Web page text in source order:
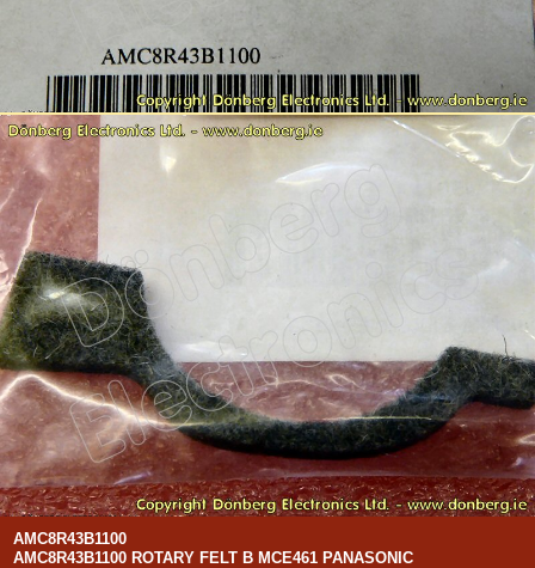
AMC8R43B1100
AMC8R43B1100 ROTARY FELT B MCE461 PANASONIC